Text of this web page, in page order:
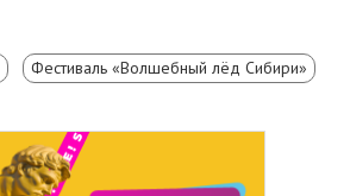
Фестиваль «Волшебный лёд Сибири»